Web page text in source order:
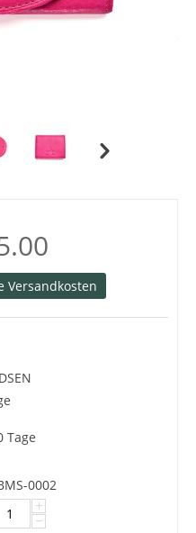
Versandkosten
Tage
0002
+
−